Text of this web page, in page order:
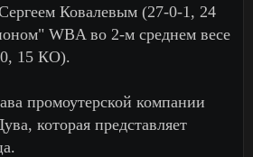
Ковалевым (27-0-1, 24
WBA во 2-м среднем весе
15 КО).
промоутерской компании
которая представляет